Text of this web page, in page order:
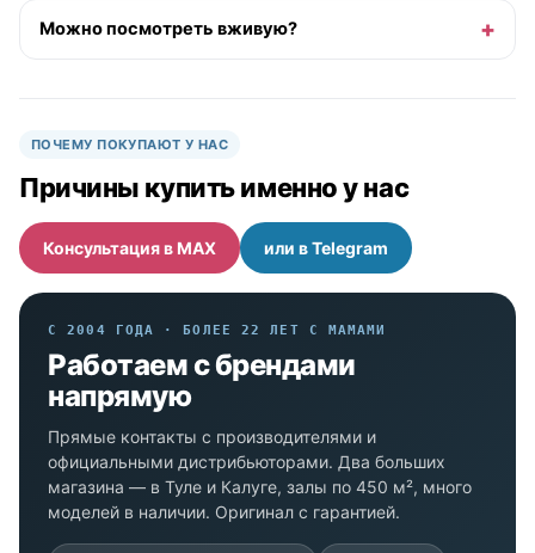
Можно посмотреть вживую?
ПОЧЕМУ ПОКУПАЮТ У НАС
Причины купить именно у нас
Консультация в MAX или в Telegram
С 2004 ГОДА · БОЛЕЕ 22 ЛЕТ С МАМАМИ
Работаем с брендами
напрямую
Прямые контакты с производителями и
официальными дистрибьюторами. Два больших
магазина — в Туле и Калуге, залы по 450 м², много
моделей в наличии. Оригинал с гарантией.